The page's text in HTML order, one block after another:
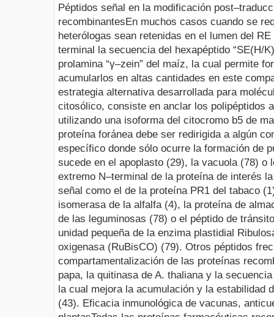
Péptidos señal en la modificación
recombinantesEn muchos casos cuando se
heterólogas sean retenidas en el lumen del
terminal la secuencia del hexapéptido “SE(H/
prolamina “γ–zein” del maíz, la cual permite
acumularlos en altas cantidades en este
estrategia alternativa desarrollada para
citosólico, consiste en anclar los polipéptidos
utilizando una isoforma del citocromo b5 de
proteína foránea debe ser redirigida a algún
específico donde sólo ocurre la formación de
sucede en el apoplasto (29), la vacuola (78) o
extremo N–terminal de la proteína de interés
señal como el de la proteína PR1 del tabaco
isomerasa de la alfalfa (4), la proteína de
de las leguminosas (78) o el péptido de
unidad pequeña de la enzima plastidial
oxigenasa (RuBisCO) (79). Otros péptidos
compartamentalización de las proteínas
papa, la quitinasa de A. thaliana y la
la cual mejora la acumulación y la estabilidad
(43). Eficacia inmunológica de vacunas,